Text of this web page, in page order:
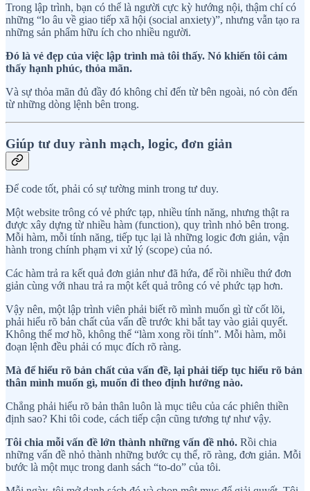
Trong lập trình, bạn có thể là người cực kỳ hướng nội, thậm chí có
những “lo âu về giao tiếp xã hội (social anxiety)”, nhưng vẫn tạo ra
những sản phẩm hữu ích cho nhiều người.
Đó là vẻ đẹp của việc lập trình mà tôi thấy. Nó khiến tôi cảm
thấy hạnh phúc, thỏa mãn.
Và sự thỏa mãn đủ đầy đó không chỉ đến từ bên ngoài, nó còn đến
từ những dòng lệnh bên trong.
Giúp tư duy rành mạch, logic, đơn giản
Để code tốt, phải có sự tường minh trong tư duy.
Một website trông có vẻ phức tạp, nhiều tính năng, nhưng thật ra
được xây dựng từ nhiều hàm (function), quy trình nhỏ bên trong.
Mỗi hàm, mỗi tính năng, tiếp tục lại là những logic đơn giản, vận
hành trong chính phạm vi xử lý (scope) của nó.
Các hàm trả ra kết quả đơn giản như đã hứa, để rồi nhiều thứ đơn
giản cùng với nhau trả ra một kết quả trông có vẻ phức tạp hơn.
Vậy nên, một lập trình viên phải biết rõ mình muốn gì từ cốt lõi,
phải hiểu rõ bản chất của vấn đề trước khi bắt tay vào giải quyết.
Không thể mơ hồ, không thể “làm xong rồi tính”. Mỗi hàm, mỗi
đoạn lệnh đều phải có mục đích rõ ràng.
Mà để hiểu rõ bản chất của vấn đề, lại phải tiếp tục hiểu rõ bản
thân mình muốn gì, muốn đi theo định hướng nào.
Chẳng phải hiểu rõ bản thân luôn là mục tiêu của các phiên thiền
định sao? Khi tôi code, cách tiếp cận cũng tương tự như vậy.
Tôi chia mỗi vấn đề lớn thành những vấn đề nhỏ. Rồi chia
những vấn đề nhỏ thành những bước cụ thể, rõ ràng, đơn giản. Mỗi
bước là một mục trong danh sách “to-do” của tôi.